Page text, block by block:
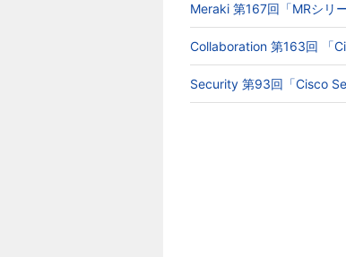
Meraki 第167回「MRシリ
Collaboration 第163回 「
Security 第93回「Cisco